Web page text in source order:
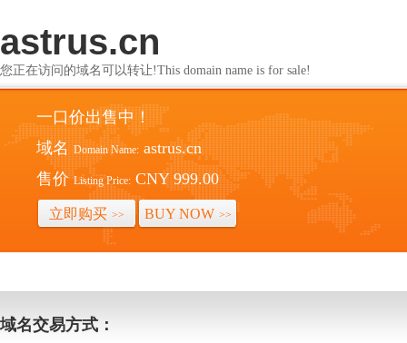
astrus.cn
您正在访问的域名可以转让!This domain name is for sale!
一口价出售中！
域名 Domain Name: astrus.cn
售价 Listing Price: CNY 999.00
立即购买 >> BUY NOW >>
域名交易方式：